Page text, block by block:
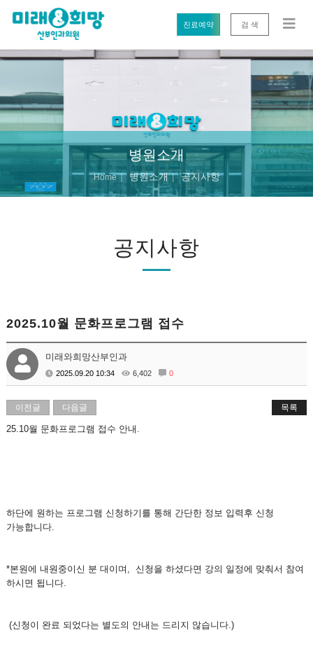
진료예약 검 색
병원소개
Home 병원소개 공지사항
공지사항
2025.10월 문화프로그램 접수
미래와희망산부인과
2025.09.20 10:34 6,402 0
이전글 다음글 목록
25.10월 문화프로그램 접수 안내.
하단에 원하는 프로그램 신청하기를 통해 간단한 정보 입력후 신청
가능합니다.
*본원에 내원중이신 분 대이며, 신청을 하셨다면 강의 일정에 맞춰서 참여
하시면 됩니다.
(신청이 완료 되었다는 별도의 안내는 드리지 않습니다.)